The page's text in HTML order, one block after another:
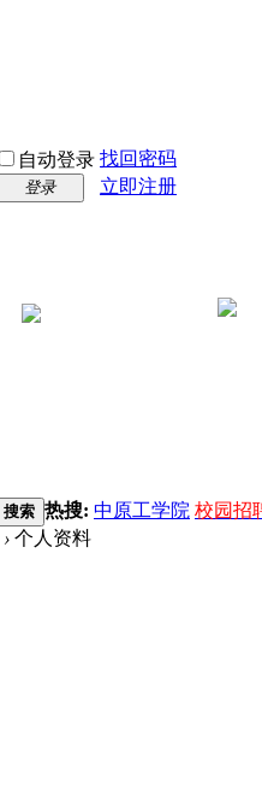
自动登录 找回密码
登录 立即注册
搜索 热搜: 中原工学院 校园招
› 个人资料